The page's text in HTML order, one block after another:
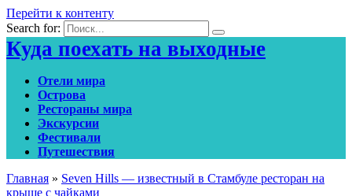
Перейти к контенту
Search for:
Куда поехать на выходные
Отели мира
Острова
Рестораны мира
Экскурсии
Фестивали
Путешествия
Главная » Seven Hills — известный в Стамбуле ресторан на
крыше с чайками